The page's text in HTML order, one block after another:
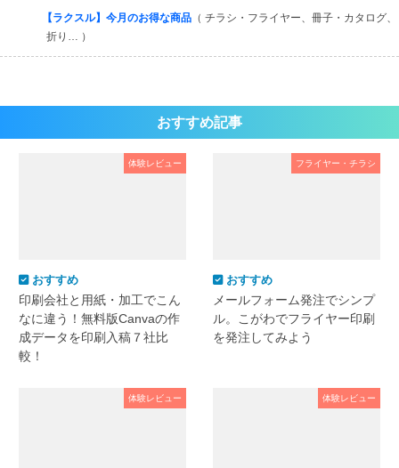
【ラクスル】今月のお得な商品 （ チラシ・フライヤー、冊子・カタログ、
折り… ）
おすすめ記事
体験レビュー
おすすめ
印刷会社と用紙・加工でこん
なに違う！無料版Canvaの作
成データを印刷入稿７社比
較！
フライヤー・チラシ
おすすめ
メールフォーム発注でシンプ
ル。こがわでフライヤー印刷
を発注してみよう
体験レビュー 体験レビュー